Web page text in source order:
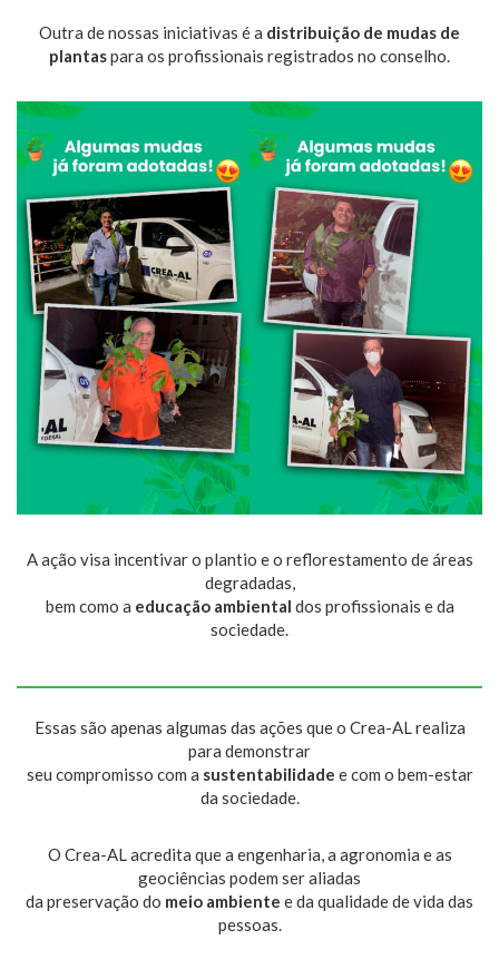
Outra de nossas iniciativas é a distribuição de mudas de
plantaspara os profissionais registrados no conselho.
A ação visa incentivar o plantio e o reflorestamento de áreas
degradadas,
bem como a educação ambiental dos profissionais e da
sociedade.
Essas são apenas algumas das ações que o Crea-AL realiza
para demonstrar
seu compromisso com a sustentabilidade e com o bem-estar
da sociedade.
O Crea-AL acredita que a engenharia, a agronomia e as
geociências podem ser aliadas
da preservação do meio ambiente e da qualidade de vida das
pessoas.